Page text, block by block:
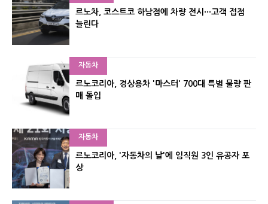
르노차, 코스트코 하남점에 차량 전시···고객 접점
늘린다
자동차
르노코리아, 경상용차 '마스터' 700대 특별 물량 판
매 돌입
자동차
르노코리아, '자동차의 날'에 임직원 3인 유공자 포
상